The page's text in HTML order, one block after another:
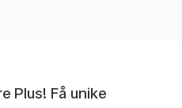
Plus! Få unike